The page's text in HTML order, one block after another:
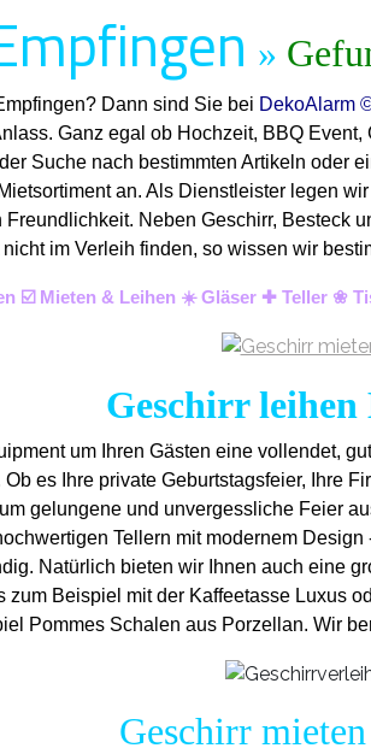
»
Dann sind Sie bei DekoAlarm
Ganz egal ob Hochzeit, BBQ
Suche nach bestimmten Artikeln
an. Als Dienstleister legen
Neben Geschirr, Besteck
im Verleih finden, so wissen wir
☑️ Mieten & Leihen ☀️ Gläser ✚ Teller ❀
Geschirr
um Ihren Gästen eine vollendet,
es Ihre private Geburtstagsfeier, Ihre
gelungene und unvergessliche Feier
Tellern mit modernem
Natürlich bieten wir Ihnen auch eine
Beispiel mit der Kaffeetasse Luxus
Pommes Schalen aus Porzellan. Wir
Geschirr